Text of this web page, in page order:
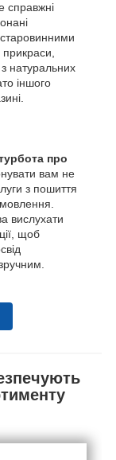
справжні
натуральних
іншого
про
вам не
з пошиття
вислухати
щоб